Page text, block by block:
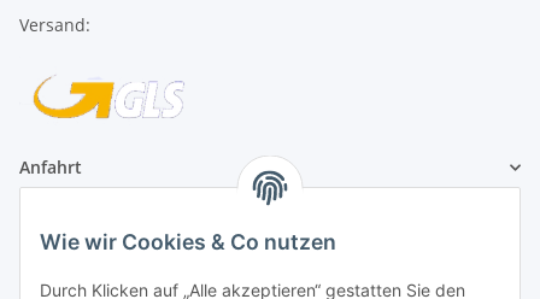
Versand:
Anfahrt
1A Football Angebote
Wie wir Cookies & Co nutzen
Durch Klicken auf „Alle akzeptieren“ gestatten Sie den